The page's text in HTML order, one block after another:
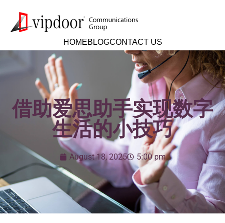
HOMEBLOGCONTACT US
借助爱思助手实现数字
生活的小技巧
August 18, 2025 5:00 pm